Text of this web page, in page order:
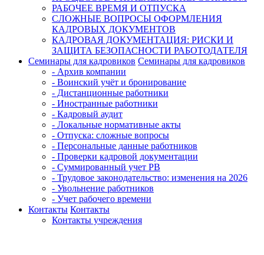
РАБОЧЕЕ ВРЕМЯ И ОТПУСКА
СЛОЖНЫЕ ВОПРОСЫ ОФОРМЛЕНИЯ
КАДРОВЫХ ДОКУМЕНТОВ
КАДРОВАЯ ДОКУМЕНТАЦИЯ: РИСКИ И
ЗАЩИТА БЕЗОПАСНОСТИ РАБОТОДАТЕЛЯ
Семинары для кадровиков Семинары для кадровиков
- Архив компании
- Воинский учёт и бронирование
- Дистанционные работники
- Иностранные работники
- Кадровый аудит
- Локальные нормативные акты
- Отпуска: сложные вопросы
- Персональные данные работников
- Проверки кадровой документации
- Суммированный учет РВ
- Трудовое законодательство: изменения на 2026
- Увольнение работников
- Учет рабочего времени
Контакты Контакты
Контакты учреждения